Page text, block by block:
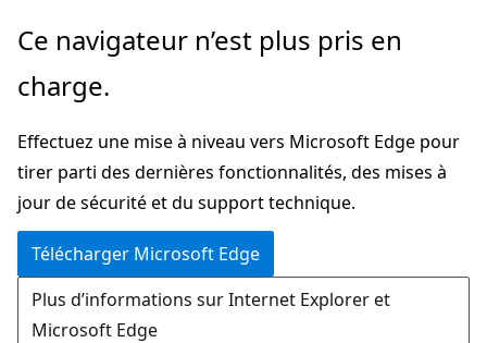
Passer
directement
au
principal
Ce navigateur n’est plus pris en
charge.
Effectuez une mise à niveau vers Microsoft Edge pour
tirer parti des dernières fonctionnalités, des mises à
jour de sécurité et du support technique.
Télécharger Microsoft Edge
Plus d’informations sur Internet Explorer et
Microsoft Edge